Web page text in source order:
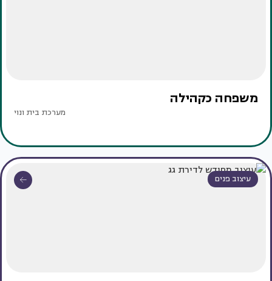
משפחה כקהילה
מערכת בית ונוי
עיצוב פנים